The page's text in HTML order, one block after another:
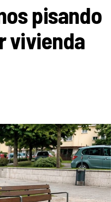
pisando
vivienda